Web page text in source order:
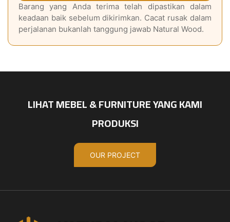
Barang yang Anda terima telah dipastikan dalam
keadaan baik sebelum dikirimkan. Cacat rusak dalam
perjalanan bukanlah tanggung jawab Natural Wood.
LIHAT MEBEL & FURNITURE YANG KAMI
PRODUKSI
OUR PROJECT